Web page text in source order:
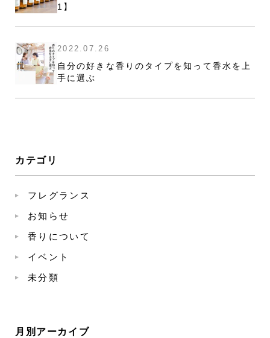
1】
2022.07.26
自分の好きな香りのタイプを知って香水を上
手に選ぶ
カテゴリ
フレグランス
お知らせ
香りについて
イベント
未分類
月別アーカイブ